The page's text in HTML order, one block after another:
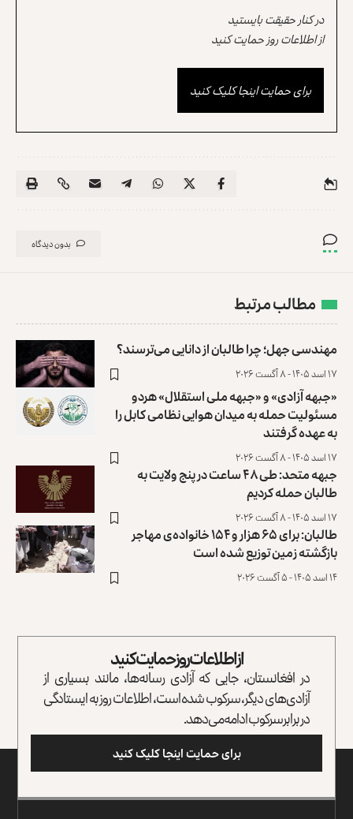
در کنار حقیقت بایستید
از اطلاعات روز حمایت کنید
برای حمایت اینجا کلیک کنید
بدون دیدگاه
مطالب مرتبط
مهندسی جهل؛ چرا طالبان از دانایی می‌ترسند؟
۱۷ اسد ۱۴۰۵ - ۸ آگست ۲۰۲۶
«جبهه آزادی» و «جبهه ملی استقلال» هردو
مسئولیت حمله به میدان هوایی نظامی کابل را
به عهده گرفتند
۱۷ اسد ۱۴۰۵ - ۸ آگست ۲۰۲۶
جبهه متحد: طی ۴۸ ساعت در پنج ولایت به
طالبان حمله کردیم
۱۷ اسد ۱۴۰۵ - ۸ آگست ۲۰۲۶
طالبان: برای ۶۵ هزار و ۱۵۴ خانواده‌ی مهاجر
بازگشته زمین توزیع ‏شده است
۱۴ اسد ۱۴۰۵ - ۵ آگست ۲۰۲۶
از اطلاعات روز حمایت کنید
در افغانستان، جایی که آزادی رسانه‌ها، مانند بسیاری از
آزادی‌های دیگر، سرکوب شده است، اطلاعات روز به ایستادگی
در برابر سرکوب ادامه می‌دهد.
برای حمایت اینجا کلیک کنید